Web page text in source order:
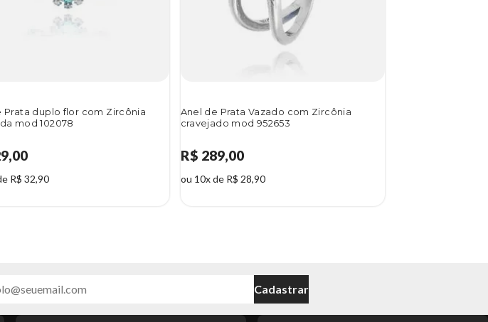
Prata duplo flor com Zircônia
mod 102078
R$ 32,90
Anel de Prata Vazado com Zircônia
cravejado mod 952653
R$ 289,00
ou 10x de R$ 28,90
Cadastrar